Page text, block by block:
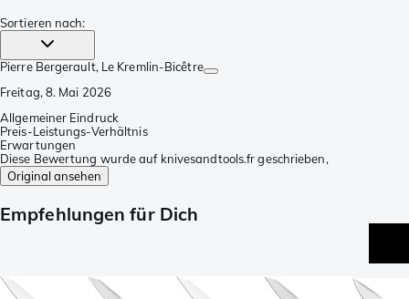
Sortieren nach:
Pierre Bergerault, Le Kremlin-Bicêtre
Freitag, 8. Mai 2026
Allgemeiner Eindruck
Preis-Leistungs-Verhältnis
Erwartungen
Diese Bewertung wurde auf knivesandtools.fr geschrieben,
Original ansehen
Empfehlungen für Dich